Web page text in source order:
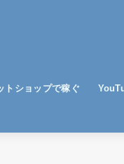
トショップで稼ぐ